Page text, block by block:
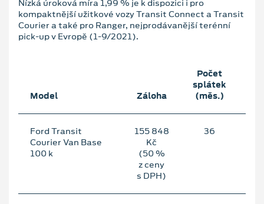
Nízká úroková míra 1,99 % je k dispozici i pro
kompaktnější užitkové vozy Transit Connect a Transit
Courier a také pro Ranger, nejprodávanější terénní
pick-up v Evropě (1-9/2021).
Model Záloha
Počet
splátek
(měs.)
Ford Transit
Courier Van Base
100 k
155 848
Kč
(50 %
z ceny
s DPH)
36